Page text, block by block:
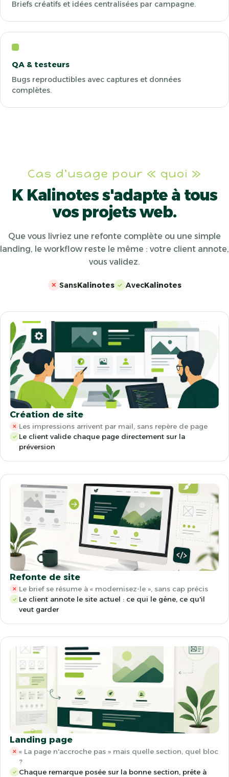
Briefs créatifs et idées centralisées par campagne.
QA & testeurs
Bugs reproductibles avec captures et données
complètes.
Cas d'usage pour « quoi »
K Kalinotess'adapte à tous
vos projets web.
Que vous livriez une refonte complète ou une simple
landing, le workflow reste le même : votre client annote,
vous validez.
✕ SansKalinotes ✓ AvecKalinotes
Création de site
✕ Les impressions arrivent par mail, sans repère de page
✓ Le client valide chaque page directement sur la
préversion
Refonte de site
✕ Le brief se résume à « modernisez-le », sans cap précis
✓ Le client annote le site actuel : ce qui le gêne, ce qu'il
veut garder
Landing page
✕ « La page n'accroche pas » mais quelle section, quel bloc
?
✓ Chaque remarque posée sur la bonne section, prête à